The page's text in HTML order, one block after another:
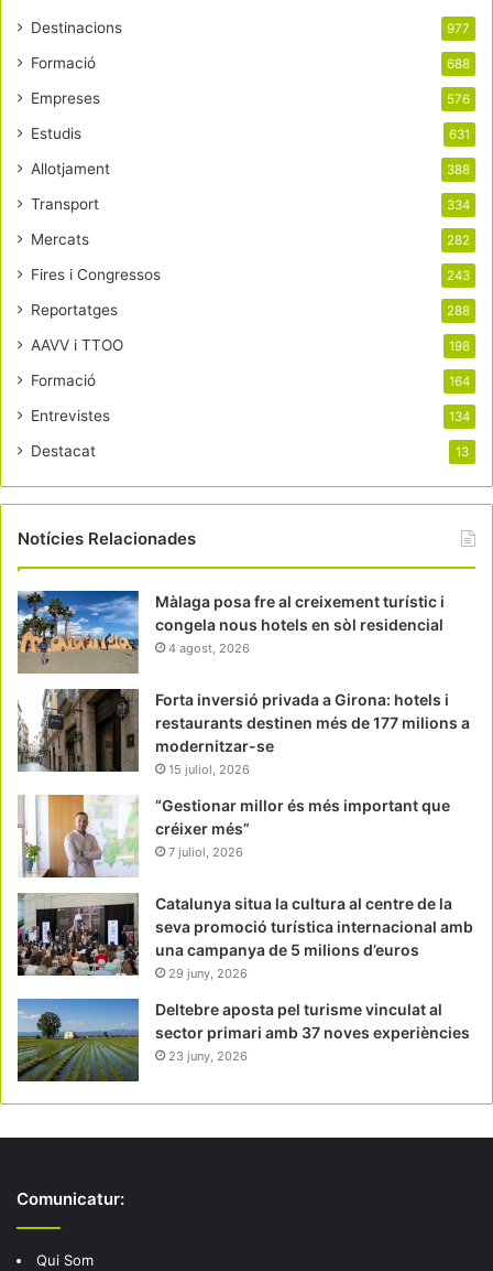
Destinacions 977
Formació 688
Empreses 576
Estudis 631
Allotjament 388
Transport 334
Mercats 282
Fires i Congressos 243
Reportatges 288
AAVV i TTOO 198
Formació 164
Entrevistes 134
Destacat 13
Notícies Relacionades
Màlaga posa fre al creixement turístic i
congela nous hotels en sòl residencial
4 agost, 2026
Forta inversió privada a Girona: hotels i
restaurants destinen més de 177 milions a
modernitzar-se
15 juliol, 2026
“Gestionar millor és més important que
créixer més”
7 juliol, 2026
Catalunya situa la cultura al centre de la
seva promoció turística internacional amb
una campanya de 5 milions d’euros
29 juny, 2026
Deltebre aposta pel turisme vinculat al
sector primari amb 37 noves experiències
23 juny, 2026
Comunicatur:
Qui Som